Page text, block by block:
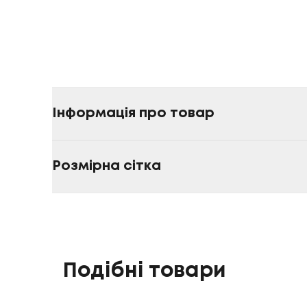
Інформація про товар
Розмірна сітка
Подібні товари